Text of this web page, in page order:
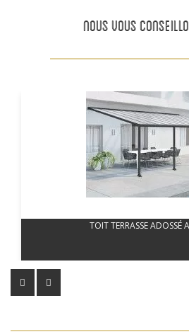
NOUS VOUS
TOIT TERRASSE ADOSSÉ